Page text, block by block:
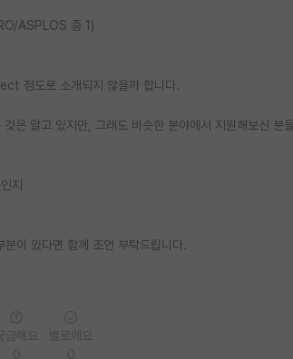
ASPLOS 중 1)
정도로 소개되지 않을까 합니다.
은 알고 있지만, 그래도 비슷한 분야에서 지원해보신 분
지
이 있다면 함께 조언 부탁드립니다.